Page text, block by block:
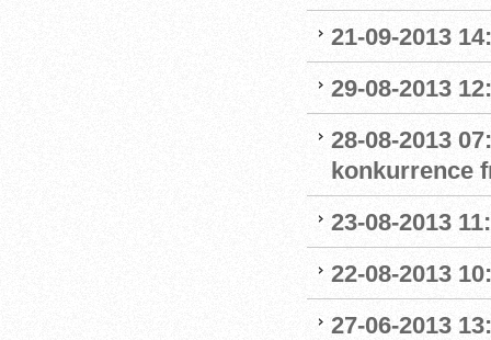
21-09-2013
29-08-2013
28-08-2013
konkurrence
23-08-2013
22-08-2013
27-06-2013